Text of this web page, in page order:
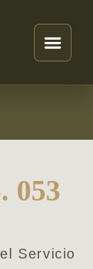
053
Servicio